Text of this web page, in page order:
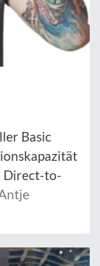
Basic
Direct-to-